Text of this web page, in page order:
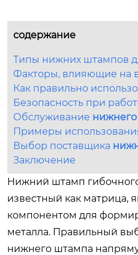
содержание
Типы нижних штампов
Факторы, влияющие на
Как правильно
Безопасность при
Обслуживание нижнего
Примеры
Выбор поставщика
Заключение
Нижний штамп гибочного
известный как матрица,
компонентом для
металла. Правильный
нижнего штампа